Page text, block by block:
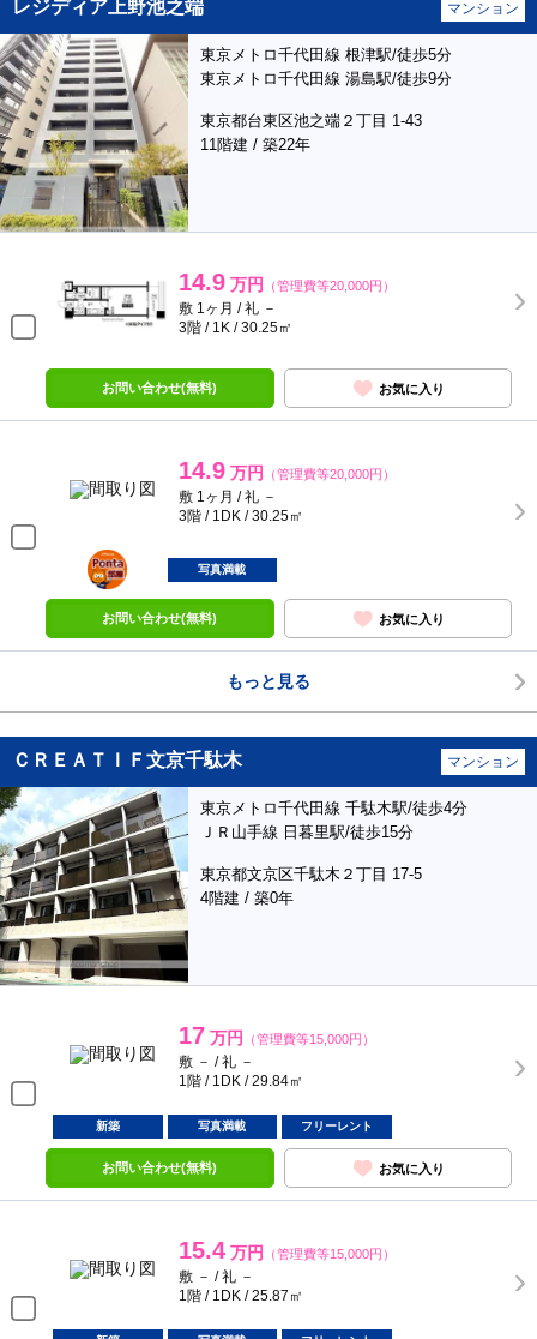
レジディア上野池之端 マンション
東京メトロ千代田線 根津駅/徒歩5分
東京メトロ千代田線 湯島駅/徒歩9分
東京都台東区池之端２丁目 1-43
11階建 / 築22年
14.9 万円 （管理費等20,000円）
敷 1ヶ月 / 礼 －
3階 / 1K / 30.25㎡
お問い合わせ(無料) お気に入り
14.9 万円 （管理費等20,000円）
敷 1ヶ月 / 礼 －
3階 / 1DK / 30.25㎡
ポンタ
部屋
写真満載
お問い合わせ(無料) お気に入り
もっと見る
ＣＲＥＡＴＩＦ文京千駄木 マンション
東京メトロ千代田線 千駄木駅/徒歩4分
ＪＲ山手線 日暮里駅/徒歩15分
東京都文京区千駄木２丁目 17-5
4階建 / 築0年
17 万円 （管理費等15,000円）
敷 － / 礼 －
1階 / 1DK / 29.84㎡
新築 写真満載 フリーレント
お問い合わせ(無料) お気に入り
15.4 万円 （管理費等15,000円）
敷 － / 礼 －
1階 / 1DK / 25.87㎡